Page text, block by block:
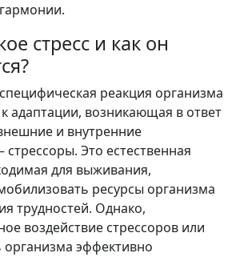
стресс и как он
реакция организма
адаптации, возникающая в ответ
и внутренние
стрессоры. Это естественная
для выживания,
ресурсы организма
трудностей. Однако,
воздействие стрессоров или
организма эффективно